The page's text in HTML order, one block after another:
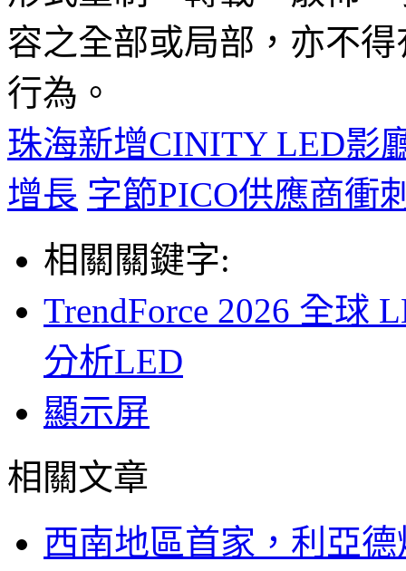
容之全部或局部，亦不
行為。
珠海新增CINITY LED影
增長 字節PICO供應商衝
相關關鍵字:
TrendForce 2026 全球
分析LED
顯示屏
相關文章
西南地區首家，利亞